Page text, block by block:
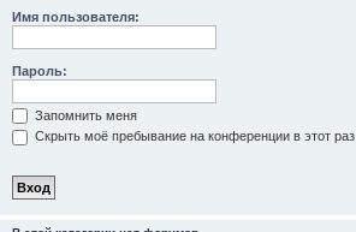
Имя пользователя:
Пароль:
Запомнить меня
Скрыть моё пребывание на конференции в этот раз